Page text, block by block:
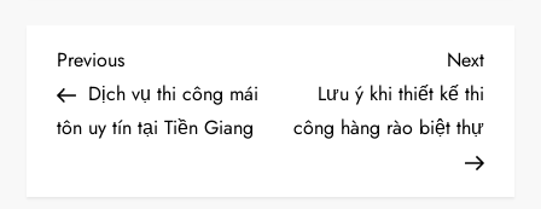
Đ
i
Previous
Post
Previous
Dịch vụ thi công mái
tôn uy tín tại Tiền Giang
Next
Post
Next
Lưu ý khi thiết kế thi
công hàng rào biệt thự